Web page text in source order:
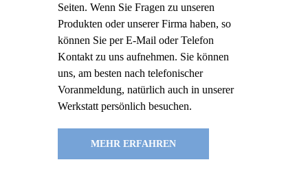
Seiten. Wenn Sie Fragen zu unseren
Produkten oder unserer Firma haben, so
können Sie per E-Mail oder Telefon
Kontakt zu uns aufnehmen. Sie können
uns, am besten nach telefonischer
Voranmeldung, natürlich auch in unserer
Werkstatt persönlich besuchen.
MEHR ERFAHREN